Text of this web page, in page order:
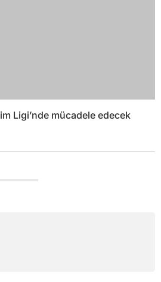
Ligi’nde mücadele edecek